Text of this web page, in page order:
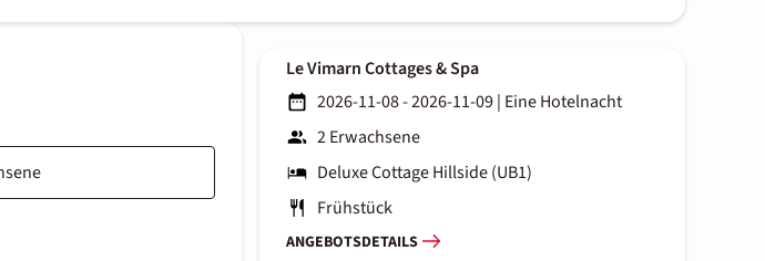
Le Vimarn Cottages & Spa
2026-11-08 - 2026-11-09| Eine Hotelnacht
2 Erwachsene
Deluxe Cottage Hillside (UB1)
Frühstück
ANGEBOTSDETAILS